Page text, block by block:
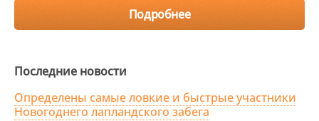
Подробнее
Последние новости
Определены самые ловкие и быстрые участники
Новогоднего лапландского забега